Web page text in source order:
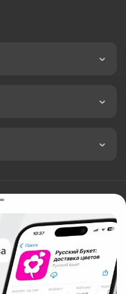
цветов в Москве
«Технология»